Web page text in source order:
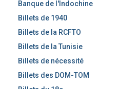
Banque de l'Indochine
Billets de 1940
Billets de la RCFTO
Billets de la Tunisie
Billets de nécessité
Billets des DOM-TOM